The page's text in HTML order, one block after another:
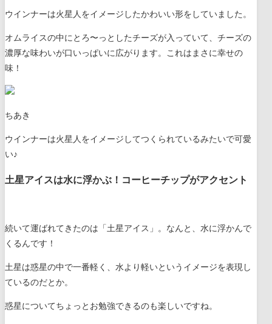
ウインナーは火星人をイメージしたかわいい形をしていました。
オムライスの中にとろ〜っとしたチーズが入っていて、チーズの
濃厚な味わいが口いっぱいに広がります。これはまさに幸せの
味！
ちあき
ウインナーは火星人をイメージしてつくられているみたいで可愛
い♪
土星アイスは水に浮かぶ！コーヒーチップがアクセント
続いて運ばれてきたのは「土星アイス」。なんと、水に浮かんで
くるんです！
土星は惑星の中で一番軽く、水より軽いというイメージを表現し
ているのだとか。
惑星についてちょっとお勉強できるのも楽しいですね。